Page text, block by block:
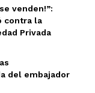
venden!”:
contra la
Privada
del embajador